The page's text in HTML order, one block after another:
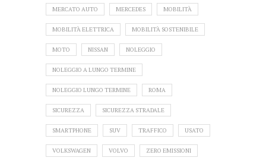
MERCATO AUTO MERCEDES MOBILITÀ
MOBILITÀ ELETTRICA MOBILITÀ SOSTENIBILE
MOTO NISSAN NOLEGGIO
NOLEGGIO A LUNGO TERMINE
NOLEGGIO LUNGO TERMINE ROMA
SICUREZZA SICUREZZA STRADALE
SMARTPHONE SUV TRAFFICO USATO
VOLKSWAGEN VOLVO ZERO EMISSIONI